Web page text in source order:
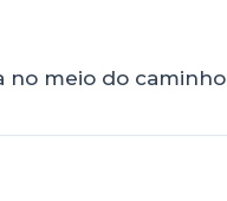
no meio do caminho